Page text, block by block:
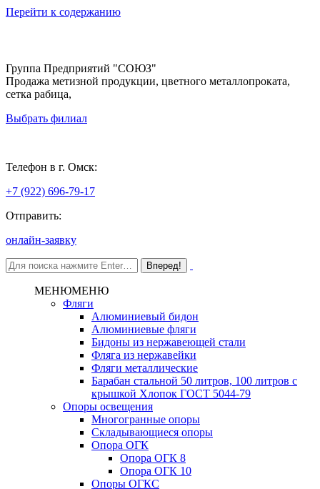
Перейти к содержанию
Группа Предприятий "СОЮЗ"
Продажа метизной продукции, цветного металлопроката,
сетка рабица,
Выбрать филиал
Телефон в г. Омск:
+7 (922) 696-79-17
Отправить:
онлайн-заявку
МЕНЮМЕНЮ
Фляги
Алюминиевый бидон
Алюминиевые фляги
Бидоны из нержавеющей стали
Фляга из нержавейки
Фляги металлические
Барабан стальной 50 литров, 100 литров с
крышкой Хлопок ГОСТ 5044-79
Опоры освещения
Многогранные опоры
Складывающиеся опоры
Опора ОГК
Опора ОГК 8
Опора ОГК 10
Опоры ОГКС